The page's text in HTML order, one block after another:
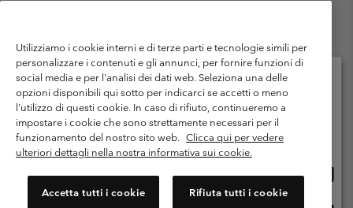
Termini di utilizzo
Condizioni Generali di Venditaa
Garanzia
Politica sulla privacy
Termini e condizioni del programma di membership
Condizioni di utilizzo dei contenuti generati dagli utenti
Impressum
Cookies
Public CBCR
Servizio clienti: Lun. - ven. 9:00 - 13:00 & 14:00- 18:00
(+)390694804176
Utilizziamo i cookie interni e di terze parti e tecnologie simili per
personalizzare i contenuti e gli annunci, per fornire funzioni di
social media e per l'analisi dei dati web. Seleziona una delle
opzioni disponibili qui sotto per indicarci se accetti o meno
l'utilizzo di questi cookie. In caso di rifiuto, continueremo a
impostare i cookie che sono strettamente necessari per il
funzionamento del nostro sito web. Clicca qui per vedere
ulteriori dettagli nella nostra informativa sui cookie.
Accetta tutti i cookie Rifiuta tutti i cookie
Seleziona il paese di spedizione e la lingua
Shopping online disponibile
online